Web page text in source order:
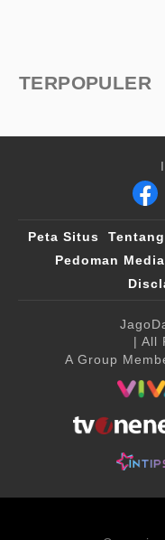
TERPOPULER
Peta Situs
Pedoman
| All
A Group